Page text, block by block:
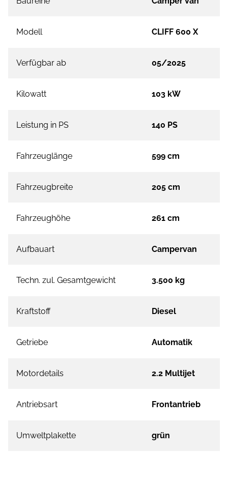
Modell CLIFF 600 X
Verfügbar ab 05/2025
Kilowatt 103 kW
Leistung in PS 140 PS
Fahrzeuglänge 599 cm
Fahrzeugbreite 205 cm
Fahrzeughöhe 261 cm
Aufbauart Campervan
Techn. zul. Gesamtgewicht 3.500 kg
Kraftstoff Diesel
Getriebe Automatik
Motordetails 2.2 Multijet
Antriebsart Frontantrieb
Umweltplakette grün